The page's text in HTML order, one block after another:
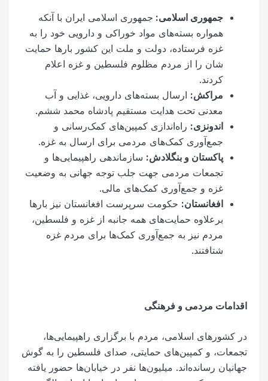
جمهوری اسلامی: جمهوری اسلامی ایران با آنکه
همواره بسته‌های مواد خوراکی و دارویی خود را به
غزه فرستاده، دولت و ملت این کشور بارها حمایت
شان را از مردم مظلوم فلسطین و غزه اعلام
کردند.
مراکش :ارسال بسته‌های دارویی، غذایی و آب
معدنی تحت هدایت مستقیم پادشاه محمد ششم.
اندونزی:راه‌اندازی کمپین‌های کمک‌رسانی و
جمع‌آوری کمک‌های مردمی برای ارسال به غزه.
پاکستان و بنگلادش :سازماندهی راهپیمایی‌ها و
تجمعات مردمی جهت جلب توجه جهانی به وضعیت
غزه و جمع‌آوری کمک‌های مالی.
افغانستان:حکومت سرپرست افغانستان نیز بارها
برعلاوه حمایت‌های همه جانبه از غزه و فلسطین،
مردم نیز به جمع‌آوری کمک‌ها برای مردم غزه
شتافتند.
اقدامات مردمی و فرهنگی
در کشورهای اسلامی، مردم با برگزاری راهپیمایی‌ها،
تجمعات، و کمپین‌های حمایتی، صدای فلسطین را به گوش
جهانیان رسانده‌اند. میلیون‌ها نفر در خیابان‌ها حضور یافته